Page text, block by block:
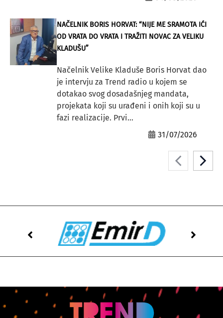
NAČELNIK BORIS HORVAT: “NIJE ME SRAMOTA IĆI
OD VRATA DO VRATA I TRAŽITI NOVAC ZA VELIKU
KLADUŠU”
Načelnik Velike Kladuše Boris Horvat dao
je intervju za Trend radio u kojem se
dotakao svog dosadašnjeg mandata,
projekata koji su urađeni i onih koji su u
fazi realizacije. Prvi...
31/07/2026